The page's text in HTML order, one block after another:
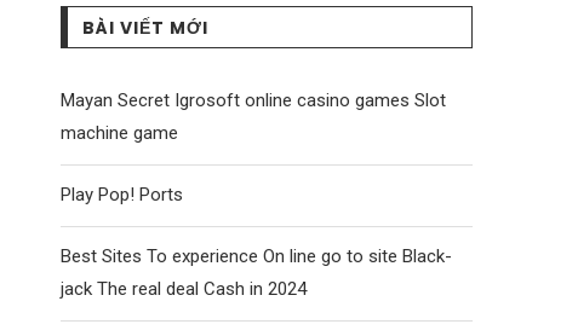
BÀI VIẾT MỚI
Mayan Secret Igrosoft online casino games Slot
machine game
Play Pop! Ports
Best Sites To experience On line go to site Black-
jack The real deal Cash in 2024